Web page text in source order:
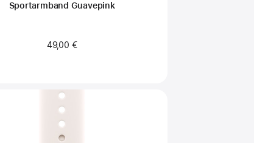
Sportarmband Guavepink
49,00 €